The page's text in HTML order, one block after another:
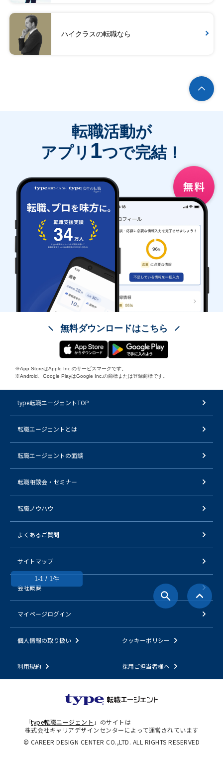
ハイクラスの転職なら
1-1 / 1件
転職活動が
アプリ 1つで完結！
無料ダウンロードはこちら
※App StoreはApple Inc.のサービスマークです。
※Android、Google PlayはGoogle Inc.の商標または登録商標です。
type転職エージェントTOP
転職エージェントとは
転職エージェントの面談
転職相談会・セミナー
転職ノウハウ
よくあるご質問
サイトマップ
会社概要
マイページログイン
個人情報の取り扱い クッキーポリシー
利用規約 採用ご担当者様へ
「type転職エージェント 」のサイトは
株式会社キャリアデザインセンターによって運営されています
© CAREER DESIGN CENTER CO.,LTD. ALL RIGHTS RESERVED